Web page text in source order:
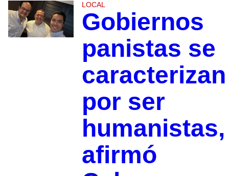
LOCAL
Gobiernos
panistas se
caracterizan
por ser
humanistas,
afirmó